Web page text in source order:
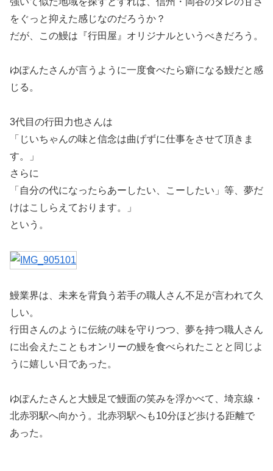
をぐっと抑えた感じなのだろうか？
だが、この鰻は『行田屋』オリジナルというべきだろう。
ゆぽんたさんが言うように一度食べたら癖になる鰻だと感
じる。
3代目の行田力也さんは
「じいちゃんの味と信念は曲げずに仕事をさせて頂きま
す。」
さらに
「自分の代になったらあーしたい、こーしたい」等、夢だ
けはこしらえております。」
という。
鰻業界は、未来を背負う若手の職人さん不足が言われて久
しい。
行田さんのように伝統の味を守りつつ、夢を持つ職人さん
に出会えたこともオンリーの鰻を食べられたことと同じよ
うに嬉しい日であった。
ゆぽんたさんと大鰻足で鰻面の笑みを浮かべて、埼京線・
北赤羽駅へ向かう。北赤羽駅へも10分ほど歩ける距離で
あった。